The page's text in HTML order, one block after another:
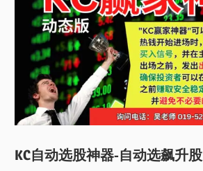
KC自动选股神器-自动选飙升股